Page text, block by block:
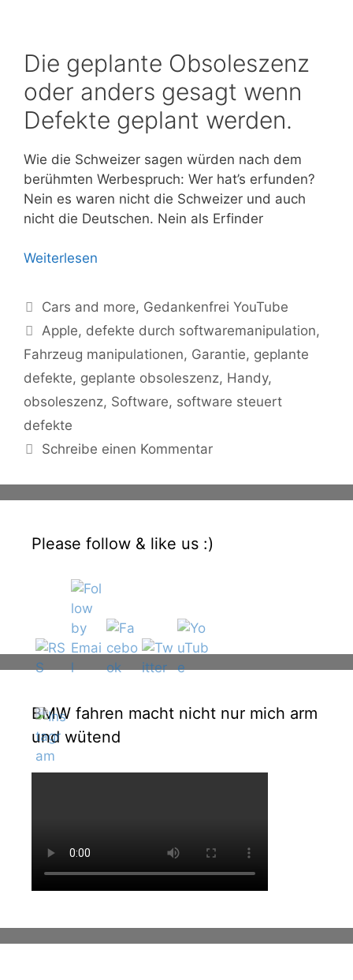
Die geplante Obsoleszenz
oder anders gesagt wenn
Defekte geplant werden.
Wie die Schweizer sagen würden nach dem
berühmten Werbespruch: Wer hat’s erfunden?
Nein es waren nicht die Schweizer und auch
nicht die Deutschen. Nein als Erfinder
Weiterlesen
Kategorien
Cars and more, Gedankenfrei YouTube
Schlagwörter
Apple, defekte durch softwaremanipulation,
Fahrzeug manipulationen, Garantie, geplante
defekte, geplante obsoleszenz, Handy,
obsoleszenz, Software, software steuert
defekte
Schreibe einen Kommentar
Please follow & like us :)
BMW fahren macht nicht nur mich arm
und wütend